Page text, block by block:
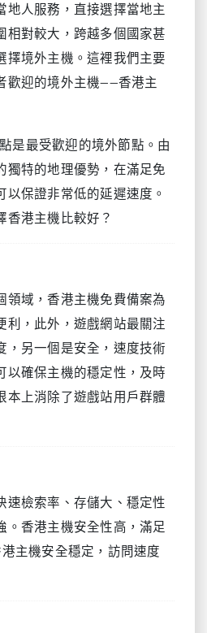
地人服務，直接選擇當地主
相對較大，跨越多個國家甚
擇境外主機。這裡我們主要
歡迎的境外主機——香港主
是最受歡迎的境外節點。由
獨特的地理優勢，在滿足免
保證非常低的延遲速度。
香港主機比較好？
領域，香港主機免費備案為
利，此外，遊戲網站最關注
，另一個是安全，速度技術
以確保主機的穩定性，及時
本上消除了遊戲站用戶群體
速檢索率、存儲大、穩定性
。香港主機安全性高，滿足
主機安全穩定，訪問速度